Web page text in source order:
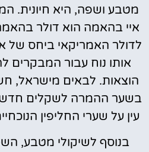
מטבע ושפה, היא חיונית.
לדולר האמריקאי ביחס
אותו נוח עבור המבקרים
הוצאות. לבאים מישראל,
בשער ההמרה לשקלים
עין על שערי החליפין
בנוסף לשיקולי מטבע,